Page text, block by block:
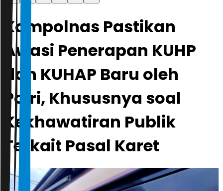
Kompolnas Pastikan
Awasi Penerapan KUHP
dan KUHAP Baru oleh
Polri, Khususnya soal
Kekhawatiran Publik
Terkait Pasal Karet